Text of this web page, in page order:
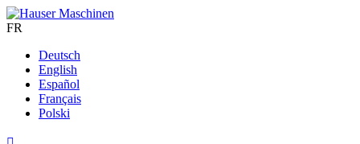
FR
Deutsch
English
Español
Français
Polski